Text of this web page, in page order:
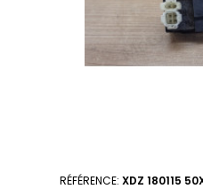
RÉFÉRENCE: XDZ 180115